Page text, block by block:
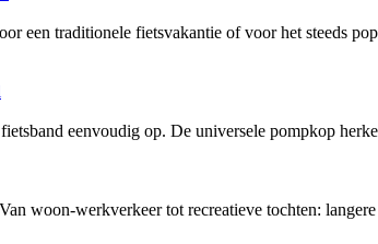
een traditionele fietsvakantie of voor het steeds
eenvoudig op. De universele pompkop
woon-werkverkeer tot recreatieve tochten: